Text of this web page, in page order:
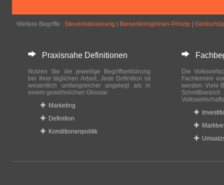
Weitere Begriffe : Steuerindexierung Bienenköniginnen-Prinzip
Praxisnahe Definitionen
Nutzen Sie die jeweilige Begriffserklärung
bei Ihrer täglichen Arbeit. Jede Definition ist
wesentlich umfangreicher angelegt als in
einem gewöhnlichen Glossar.
Marketing
Definition
Konditionenpolitik
Die
Fachtermini
werden. Viele